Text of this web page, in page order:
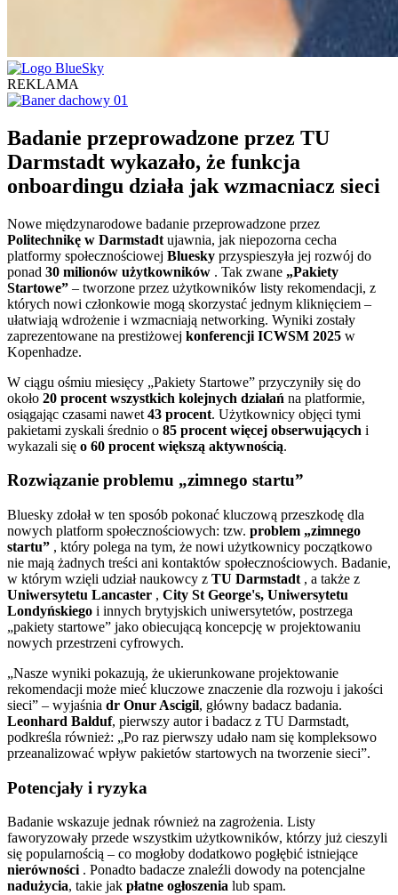
REKLAMA
Badanie przeprowadzone przez TU
Darmstadt wykazało, że funkcja
onboardingu działa jak wzmacniacz sieci
Nowe międzynarodowe badanie przeprowadzone przez
Politechnikę w Darmstadt ujawnia, jak niepozorna cecha
platformy społecznościowej Bluesky przyspieszyła jej rozwój do
ponad 30 milionów użytkowników . Tak zwane „Pakiety
Startowe” – tworzone przez użytkowników listy rekomendacji, z
których nowi członkowie mogą skorzystać jednym kliknięciem –
ułatwiają wdrożenie i wzmacniają networking. Wyniki zostały
zaprezentowane na prestiżowej konferencji ICWSM 2025 w
Kopenhadze.
W ciągu ośmiu miesięcy „Pakiety Startowe” przyczyniły się do
około 20 procent wszystkich kolejnych działań na platformie,
osiągając czasami nawet 43 procent. Użytkownicy objęci tymi
pakietami zyskali średnio o 85 procent więcej obserwujących i
wykazali się o 60 procent większą aktywnością.
Rozwiązanie problemu „zimnego startu”
Bluesky zdołał w ten sposób pokonać kluczową przeszkodę dla
nowych platform społecznościowych: tzw. problem „zimnego
startu” , który polega na tym, że nowi użytkownicy początkowo
nie mają żadnych treści ani kontaktów społecznościowych. Badanie,
w którym wzięli udział naukowcy z TU Darmstadt , a także z
Uniwersytetu Lancaster , City St George's, Uniwersytetu
Londyńskiego i innych brytyjskich uniwersytetów, postrzega
„pakiety startowe” jako obiecującą koncepcję w projektowaniu
nowych przestrzeni cyfrowych.
„Nasze wyniki pokazują, że ukierunkowane projektowanie
rekomendacji może mieć kluczowe znaczenie dla rozwoju i jakości
sieci” – wyjaśnia dr Onur Ascigil, główny badacz badania.
Leonhard Balduf, pierwszy autor i badacz z TU Darmstadt,
podkreśla również: „Po raz pierwszy udało nam się kompleksowo
przeanalizować wpływ pakietów startowych na tworzenie sieci”.
Potencjały i ryzyka
Badanie wskazuje jednak również na zagrożenia. Listy
faworyzowały przede wszystkim użytkowników, którzy już cieszyli
się popularnością – co mogłoby dodatkowo pogłębić istniejące
nierówności. Ponadto badacze znaleźli dowody na potencjalne
nadużycia, takie jak płatne ogłoszenia lub spam.